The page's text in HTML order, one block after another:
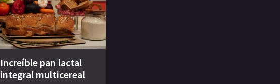
Increíble pan lactal
integral multicereal